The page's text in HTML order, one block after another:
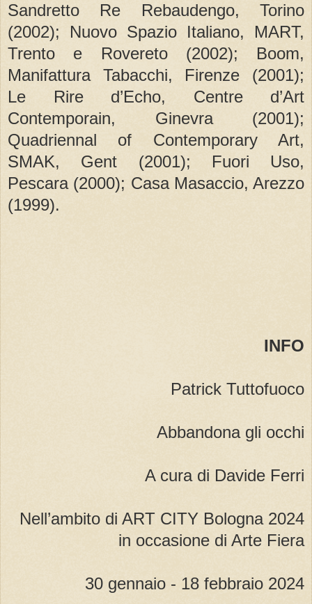
Sandretto Re Rebaudengo, Torino
(2002); Nuovo Spazio Italiano, MART,
Trento e Rovereto (2002); Boom,
Manifattura Tabacchi, Firenze (2001);
Le Rire d’Echo, Centre d’Art
Contemporain, Ginevra (2001);
Quadriennal of Contemporary Art,
SMAK, Gent (2001); Fuori Uso,
Pescara (2000); Casa Masaccio, Arezzo
(1999).
INFO
Patrick Tuttofuoco
Abbandona gli occhi
A cura di Davide Ferri
Nell’ambito di ART CITY Bologna 2024
in occasione di Arte Fiera
30 gennaio - 18 febbraio 2024